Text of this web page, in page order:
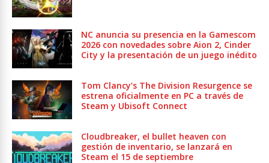
NC anuncia su presencia en la Gamescom
2026 con novedades sobre Aion 2, Cinder
City y la presentación de un juego inédito
Tom Clancy’s The Division Resurgence se
estrena oficialmente en PC a través de
Steam y Ubisoft Connect
Cloudbreaker, el bullet heaven con
gestión de inventario, se lanzará en
Steam el 15 de septiembre